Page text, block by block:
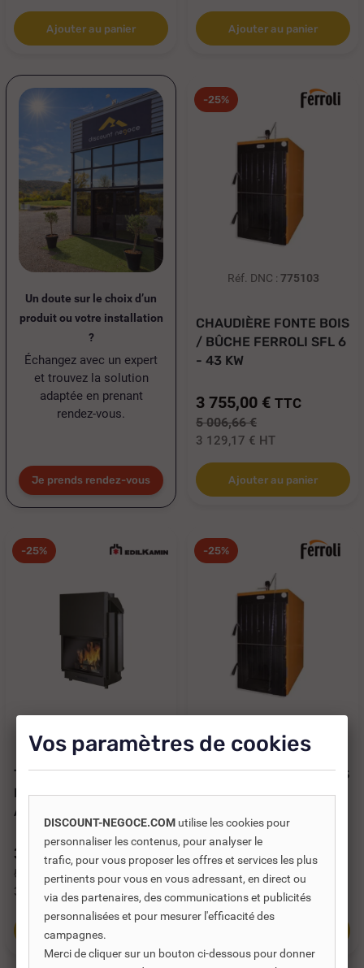
Ajouter au panier Ajouter au panier
Un doute sur le choix d’un
produit ou votre installation
?
Échangez avec un expert
et trouvez la solution
adaptée en prenant
rendez-vous.
Je prends rendez-vous
-25%
Réf. DNC : 775103
CHAUDIÈRE FONTE BOIS
/ BÛCHE FERROLI SFL 6
- 43 KW
3 755,00 € TTC
5 006,66 €
3 129,17 € HT
Ajouter au panier
-25%
THERMOCHEMINÉE À
BOIS EDILKAMIN
ACQUATONDO
PLUS/CS...
3 784,50 €
5 046,00 €
3 153,75 €
Ajouter au panier
-25%
CHAUDIÈRE FONTE BOIS
/ BÛCHE FERROLI SFL 7
3 923,00 € TTC
5 230,67 €
3 269,17 €
Vos paramètres de cookies
DISCOUNT-NEGOCE.COM utilise les cookies pour
personnaliser les contenus, pour analyser le
trafic, pour vous proposer les offres et services les plus
pertinents pour vous en vous adressant, en direct ou
via des partenaires, des communications et publicités
personnalisées et pour mesurer l'efficacité des
campagnes.
Merci de cliquer sur un bouton ci-dessous pour donner